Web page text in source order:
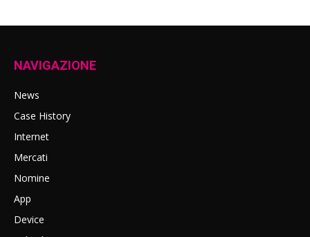
NAVIGAZIONE
News
Case History
Internet
Mercati
Nomine
App
Device